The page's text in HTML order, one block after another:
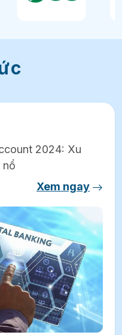
2024: Xu
nổ
Xem ngay